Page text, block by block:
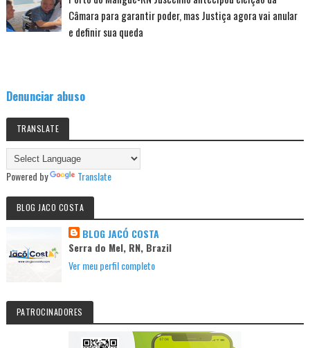
Câmara para garantir poder, mas Justiça agora vai anular
e definir sua queda
Denunciar abuso
TRANSLATE
Powered by Translate
BLOG JACO COSTA
BLOG JACÓ COSTA
Serra do Mel, RN, Brazil
Ver meu perfil completo
PATROCINADORES